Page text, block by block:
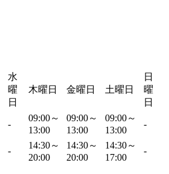
水
曜
日
木曜日 金曜日 土曜日
日
曜
日
-
09:00～
13:00
09:00～
13:00
09:00～
13:00
-
-
14:30～
20:00
14:30～
20:00
14:30～
17:00
-